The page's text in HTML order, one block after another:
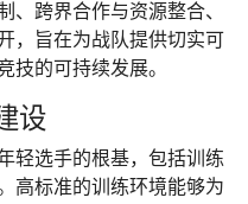
、跨界合作与资源整合、
，旨在为战队提供切实可
技的可持续发展。
设
轻选手的根基，包括训练
高标准的训练环境能够为